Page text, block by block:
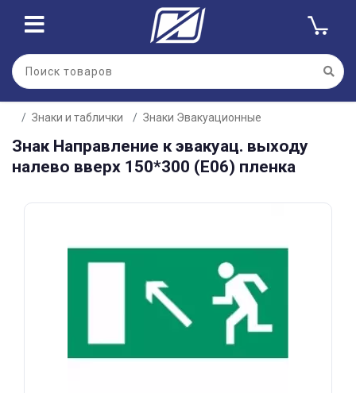
Знаки и таблички Знаки Эвакуационные
Знак Направление к эвакуац. выходу
налево вверх 150*300 (Е06) пленка
Для клиентов всех банков
Разбейте
оплатуна части
без переплат
График платежей